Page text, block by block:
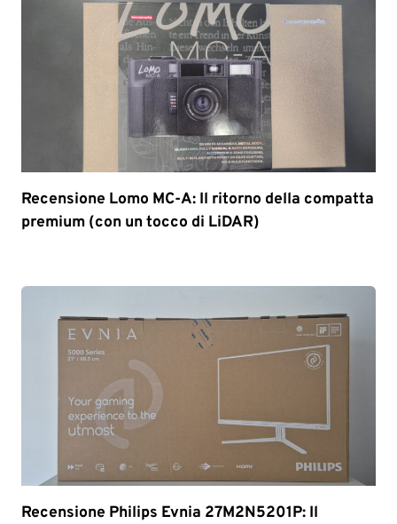
Recensione Lomo MC-A: Il ritorno della compatta
premium (con un tocco di LiDAR)
Recensione Philips Evnia 27M2N5201P: Il